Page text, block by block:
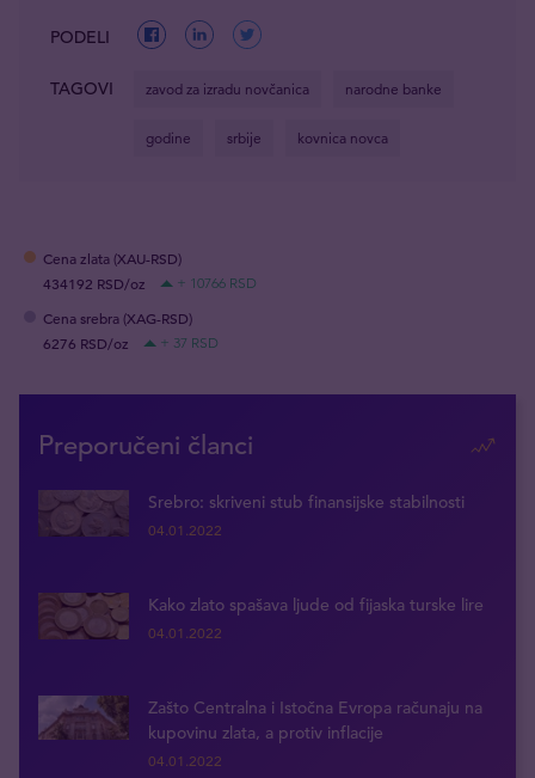
PODELI
TAGOVI zavod za izradu novčanica narodne banke
godine srbije kovnica novca
Cena zlata (XAU-RSD)
434192 RSD/oz
+ 10766 RSD
Cena srebra (XAG-RSD)
6276 RSD/oz
+ 37 RSD
Preporučeni članci
Srebro: skriveni stub finansijske stabilnosti
04.01.2022
Kako zlato spašava ljude od fijaska turske lire
04.01.2022
Zašto Centralna i Istočna Evropa računaju na
kupovinu zlata, a protiv inflacije
04.01.2022